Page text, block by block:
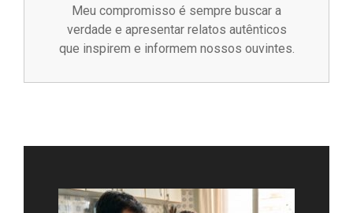
Meu compromisso é sempre buscar a
verdade e apresentar relatos autênticos
que inspirem e informem nossos ouvintes.